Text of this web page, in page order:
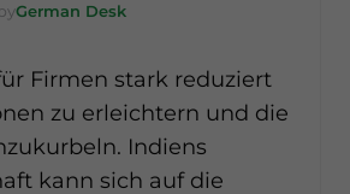
German Desk
Firmen stark reduziert
zu erleichtern und die
Indiens
kann sich auf die